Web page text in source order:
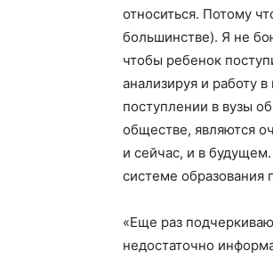
относиться. Потому
большинстве). Я не
чтобы ребенок
анализируя и работу
поступлении в вузы
обществе, являются
и сейчас, и в
системе образования
«Еще раз
недостаточно